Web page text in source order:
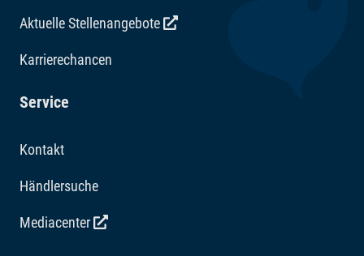
Aktuelle Stellenangebote
Karrierechancen
Service
Kontakt
Händlersuche
Mediacenter